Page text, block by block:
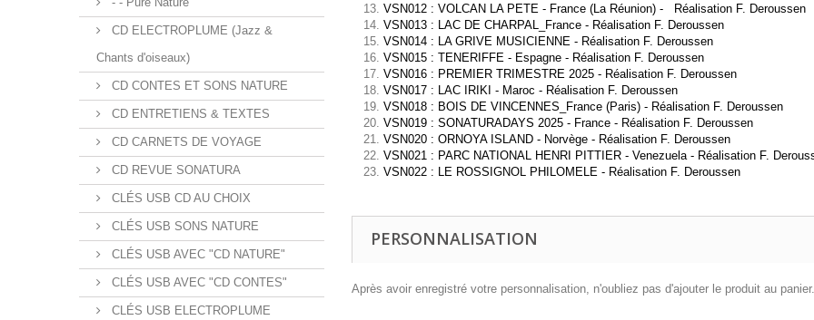
CD ELECTROPLUME (Jazz &
Chants d'oiseaux)
CD CONTES ET SONS NATURE
CD ENTRETIENS & TEXTES
CD CARNETS DE VOYAGE
CD REVUE SONATURA
CLÉS USB CD AU CHOIX
CLÉS USB SONS NATURE
CLÉS USB AVEC "CD NATURE"
CLÉS USB AVEC "CD CONTES"
CLÉS USB ELECTROPLUME
VSN012 : VOLCAN LA PETE - France (La Réunion) - Réalisation F. Deroussen
VSN013 : LAC DE CHARPAL_France - Réalisation F. Deroussen
VSN014 : LA GRIVE MUSICIENNE - Réalisation F. Deroussen
VSN015 : TENERIFFE - Espagne - Réalisation F. Deroussen
VSN016 : PREMIER TRIMESTRE 2025 - Réalisation F. Deroussen
VSN017 : LAC IRIKI - Maroc - Réalisation F. Deroussen
VSN018 : BOIS DE VINCENNES_France (Paris) - Réalisation F. Deroussen
VSN019 : SONATURADAYS 2025 - France - Réalisation F. Deroussen
VSN020 : ORNOYA ISLAND - Norvège - Réalisation F. Deroussen
VSN021 : PARC NATIONAL HENRI PITTIER - Venezuela - Réalisation F.
VSN022 : LE ROSSIGNOL PHILOMELE - Réalisation F. Deroussen
PERSONNALISATION
Après avoir enregistré votre personnalisation, n'oubliez pas d'ajouter le produit au panier.